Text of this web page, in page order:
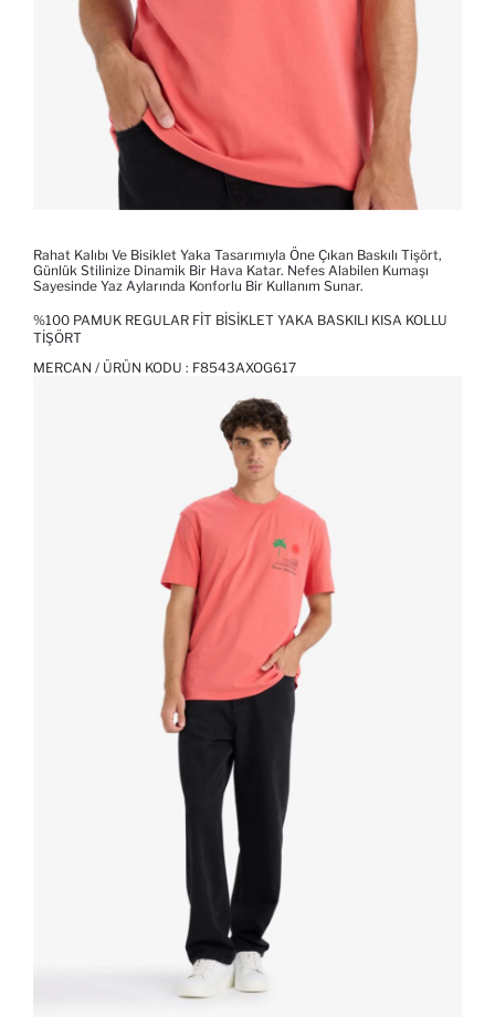
Rahat Kalıbı Ve Bisiklet Yaka Tasarımıyla Öne Çıkan Baskılı Tişört,
Günlük Stilinize Dinamik Bir Hava Katar. Nefes Alabilen Kumaşı
Sayesinde Yaz Aylarında Konforlu Bir Kullanım Sunar.
%100 PAMUK REGULAR FIT BISIKLET YAKA BASKILI KISA KOLLU
TIŞÖRT
MERCAN / ÜRÜN KODU : F8543AXOG617